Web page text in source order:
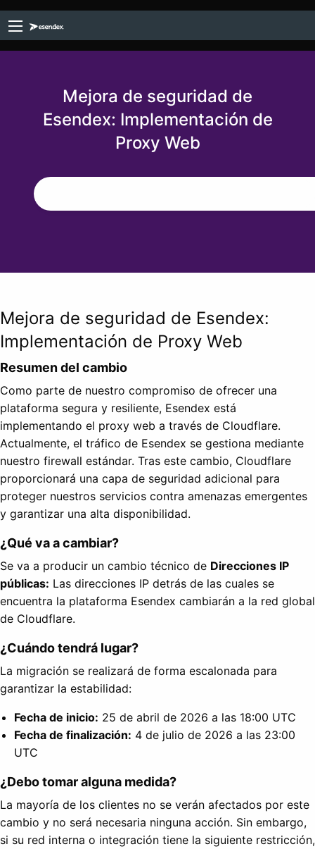
Mejora de seguridad de
Esendex: Implementación de
Proxy Web
Mejora de seguridad de Esendex:
Implementación de Proxy Web
Resumen del cambio
Como parte de nuestro compromiso de ofrecer una
plataforma segura y resiliente, Esendex está
implementando el proxy web a través de Cloudflare.
Actualmente, el tráfico de Esendex se gestiona mediante
nuestro firewall estándar. Tras este cambio, Cloudflare
proporcionará una capa de seguridad adicional para
proteger nuestros servicios contra amenazas emergentes
y garantizar una alta disponibilidad.
¿Qué va a cambiar?
Se va a producir un cambio técnico de Direcciones IP
públicas: Las direcciones IP detrás de las cuales se
encuentra la plataforma Esendex cambiarán a la red global
de Cloudflare.
¿Cuándo tendrá lugar?
La migración se realizará de forma escalonada para
garantizar la estabilidad:
Fecha de inicio: 25 de abril de 2026 a las 18:00 UTC
Fecha de finalización: 4 de julio de 2026 a las 23:00
UTC
¿Debo tomar alguna medida?
La mayoría de los clientes no se verán afectados por este
cambio y no será necesaria ninguna acción. Sin embargo,
si su red interna o integración tiene la siguiente restricción,